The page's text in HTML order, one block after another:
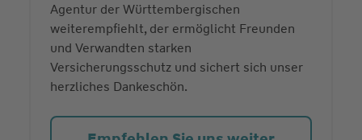
Agentur der Württembergischen
weiterempfiehlt, der ermöglicht Freunden
und Verwandten starken
Versicherungsschutz und sichert sich unser
herzliches Dankeschön.